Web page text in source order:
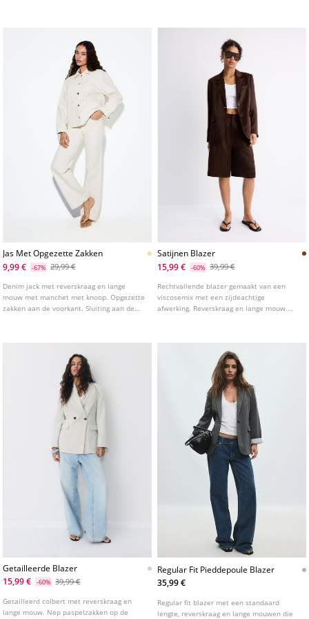
Jas Met Opgezette Zakken
9,99 €
-67% 29,99 €
Denim jack met reverskraag en lange
mouw met manchet met knoop. Opgezette
zakken aan de voorkant. Sluiting aan de
Satijnen Blazer
15,99 €
-60% 39,99 €
Rechtvallende blazer gemaakt van een
viscosemix met een zijdeachtige
afwerking. Reverskraag en lange mouw.
Knoopsluiting aan de voorkant.
Getailleerde Blazer
15,99 €
-60% 39,99 €
Getailleerd colbert met reverskraag en
lange mouw. Nep paspelzakken op de
Regular Fit Pieddepoule Blazer
35,99 €
Regular fit blazer met een standaard
lengte, reverskraag en lange mouwen die